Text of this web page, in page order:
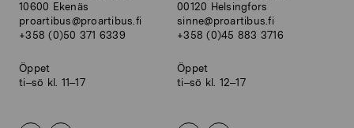
10600 Ekenäs
proartibus@proartibus.fi
+358 (0)50 371 6339
Öppet
ti–sö kl. 11–17
00120 Helsingfors
sinne@proartibus.fi
+358 (0)45 883 3716
Öppet
ti–sö kl. 12–17